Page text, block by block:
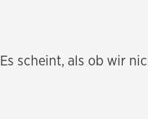
Es scheint, als ob wir